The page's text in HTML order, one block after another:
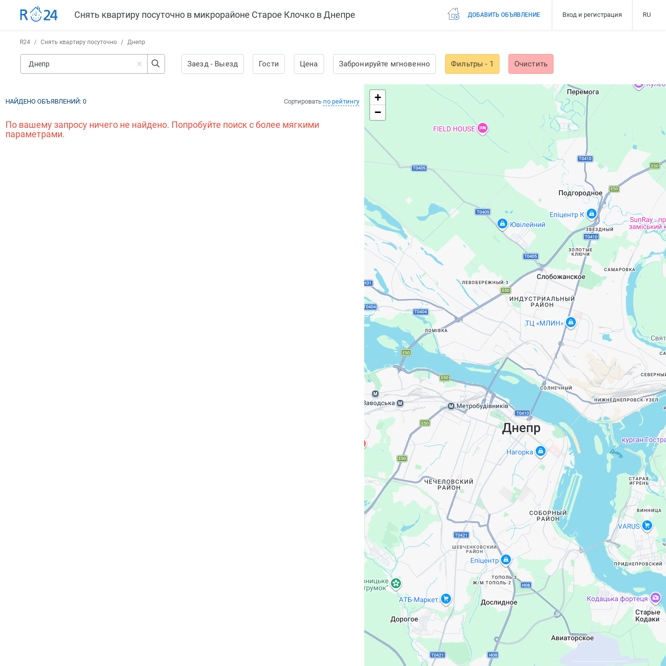
Снять квартиру посуточно в микрорайоне Старое Клочко в Днепре ДОБАВИТЬ ОБЪЯВЛЕНИЕ Вход и регистрация RU
R24 / Снять квартиру посуточно / Днепр
Заезд- Выезд Гости Цена Забронируйте мгновенно Фильтры- 1 Очистить
Сортировать по рейтингу
НАЙДЕНО ОБЪЯВЛЕНИЙ: 0
По вашему запросу ничего не найдено. Попробуйте поиск с более мягкими
параметрами.
+
−